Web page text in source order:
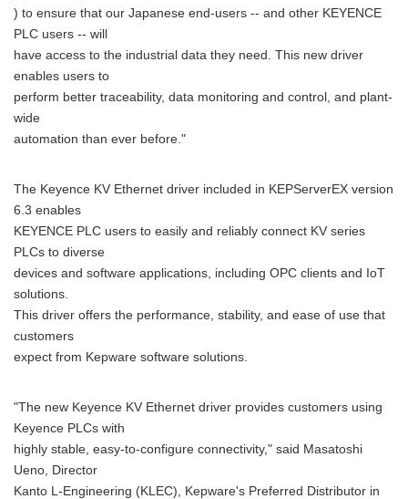
) to ensure that our Japanese end-users -- and other KEYENCE
PLC users -- will
have access to the industrial data they need. This new driver
enables users to
perform better traceability, data monitoring and control, and plant-
wide
automation than ever before."
The Keyence KV Ethernet driver included in KEPServerEX version
6.3 enables
KEYENCE PLC users to easily and reliably connect KV series
PLCs to diverse
devices and software applications, including OPC clients and IoT
solutions.
This driver offers the performance, stability, and ease of use that
customers
expect from Kepware software solutions.
"The new Keyence KV Ethernet driver provides customers using
Keyence PLCs with
highly stable, easy-to-configure connectivity," said Masatoshi
Ueno, Director
Kanto L-Engineering (KLEC), Kepware's Preferred Distributor in